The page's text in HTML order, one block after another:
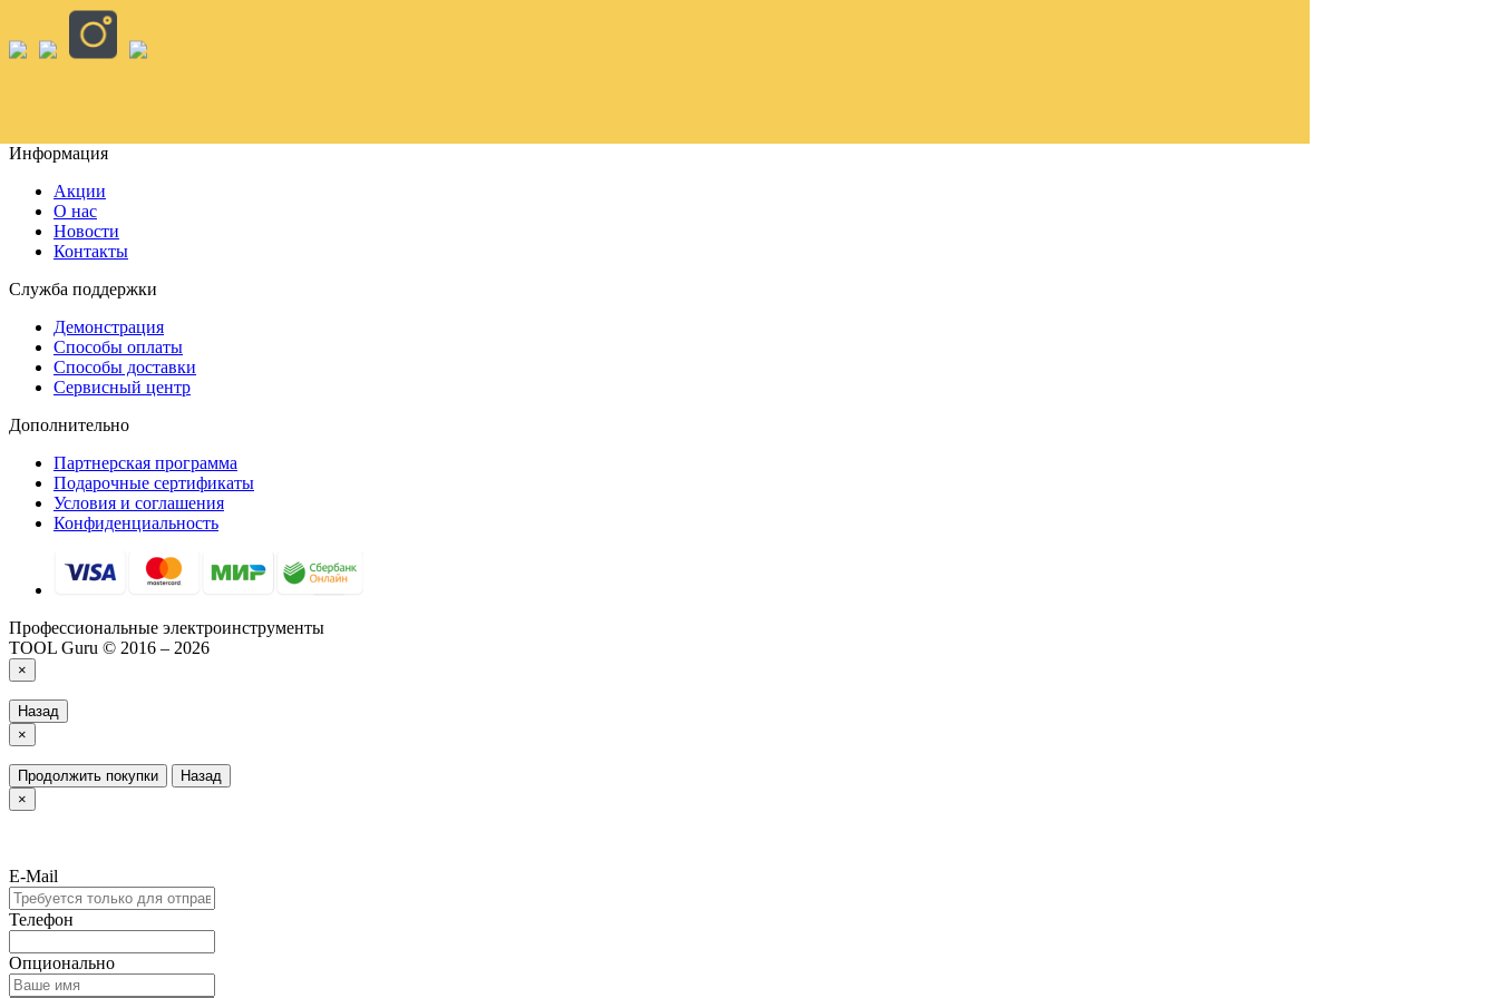
Информация
Акции
О нас
Новости
Контакты
Служба поддержки
Демонстрация
Способы оплаты
Способы доставки
Сервисный центр
Дополнительно
Партнерская программа
Подарочные сертификаты
Условия и соглашения
Конфиденциальность
Профессиональные электроинструменты
TOOL Guru © 2016 – 2026
×
Назад
×
Продолжить покупки
Назад
×
E-Mail
Телефон
Опционально